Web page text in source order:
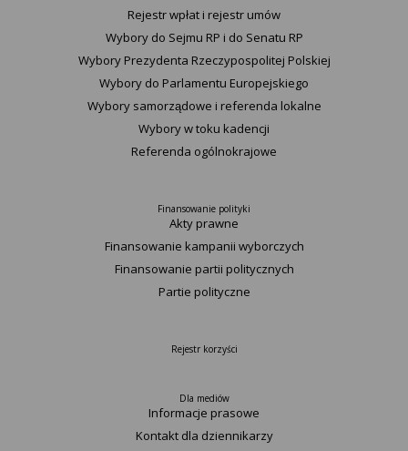
Rejestr wpłat i rejestr umów
Wybory do Sejmu RP i do Senatu RP
Wybory Prezydenta Rzeczypospolitej Polskiej
Wybory do Parlamentu Europejskiego
Wybory samorządowe i referenda lokalne
Wybory w toku kadencji
Referenda ogólnokrajowe
Finansowanie polityki
Akty prawne
Finansowanie kampanii wyborczych
Finansowanie partii politycznych
Partie polityczne
Rejestr korzyści
Dla mediów
Informacje prasowe
Kontakt dla dziennikarzy